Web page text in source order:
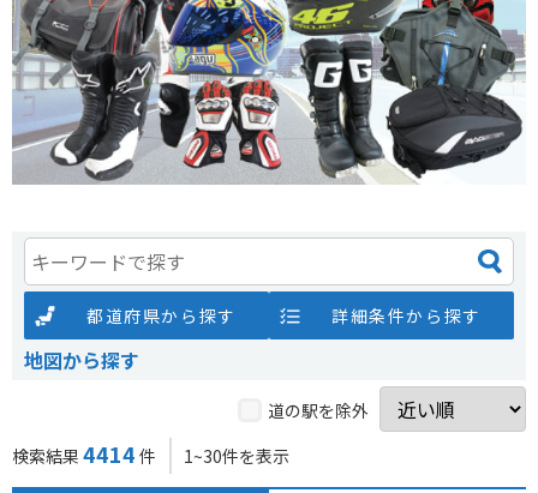
都道府県から探す 詳細条件から探す
地図から探す
道の駅を除外
検索結果 4414 件 1~30件を表示